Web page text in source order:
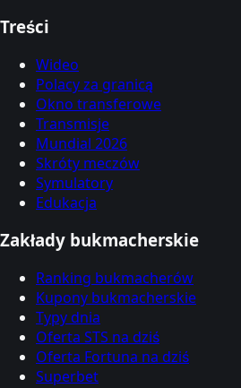
Treści
Wideo
Polacy za granicą
Okno transferowe
Transmisje
Mundial 2026
Skróty meczów
Symulatory
Edukacja
Zakłady bukmacherskie
Ranking bukmacherów
Kupony bukmacherskie
Typy dnia
Oferta STS na dziś
Oferta Fortuna na dziś
Superbet